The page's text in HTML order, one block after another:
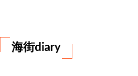
海街diary